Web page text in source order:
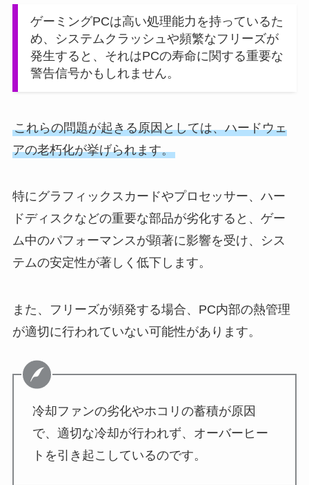
ゲーミングPCは高い処理能力を持っているた
め、システムクラッシュや頻繁なフリーズが
発生すると、それはPCの寿命に関する重要な
警告信号かもしれません。
これらの問題が起きる原因としては、ハードウェ
アの老朽化が挙げられます。
特にグラフィックスカードやプロセッサー、ハー
ドディスクなどの重要な部品が劣化すると、ゲー
ム中のパフォーマンスが顕著に影響を受け、シス
テムの安定性が著しく低下します。
また、フリーズが頻発する場合、PC内部の熱管理
が適切に行われていない可能性があります。
冷却ファンの劣化やホコリの蓄積が原因
で、適切な冷却が行われず、オーバーヒー
トを引き起こしているのです。